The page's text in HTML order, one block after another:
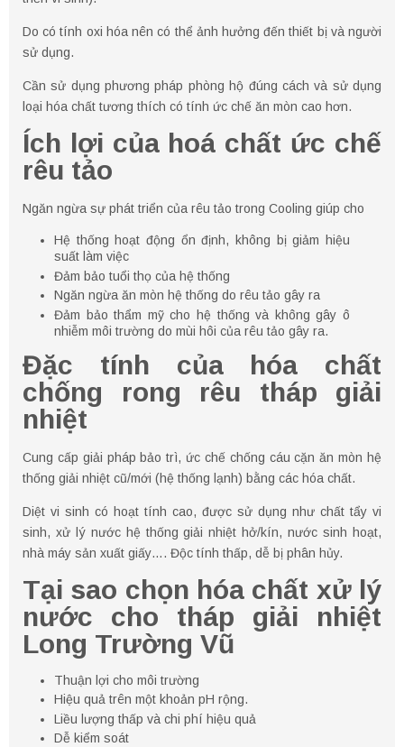
Do có tính oxi hóa nên có thể ảnh hưởng đến thiết bị và người
sử dụng.
Cần sử dụng phương pháp phòng hộ đúng cách và sử dụng
loại hóa chất tương thích có tính ức chế ăn mòn cao hơn.
Ích lợi của hoá chất ức chế
rêu tảo
Ngăn ngừa sự phát triển của rêu tảo trong Cooling giúp cho
Hệ thống hoạt động ổn định, không bị giảm hiệu
suất làm việc
Đảm bảo tuổi thọ của hệ thống
Ngăn ngừa ăn mòn hệ thống do rêu tảo gây ra
Đảm bảo thẩm mỹ cho hệ thống và không gây ô
nhiễm môi trường do mùi hôi của rêu tảo gây ra.
Đặc tính của hóa chất
chống rong rêu tháp giải
nhiệt
Cung cấp giải pháp bảo trì, ức chế chống cáu cặn ăn mòn hệ
thống giải nhiệt cũ/mới (hệ thống lạnh) bằng các hóa chất.
Diệt vi sinh có hoạt tính cao, được sử dụng như chất tẩy vi
sinh, xử lý nước hệ thống giải nhiệt hở/kín, nước sinh hoạt,
nhà máy sản xuất giấy…. Độc tính thấp, dễ bị phân hủy.
Tại sao chọn hóa chất xử lý
nước cho tháp giải nhiệt
Long Trường Vũ
Thuận lợi cho môi trường
Hiệu quả trên một khoản pH rộng.
Liều lượng thấp và chi phí hiệu quả
Dễ kiểm soát